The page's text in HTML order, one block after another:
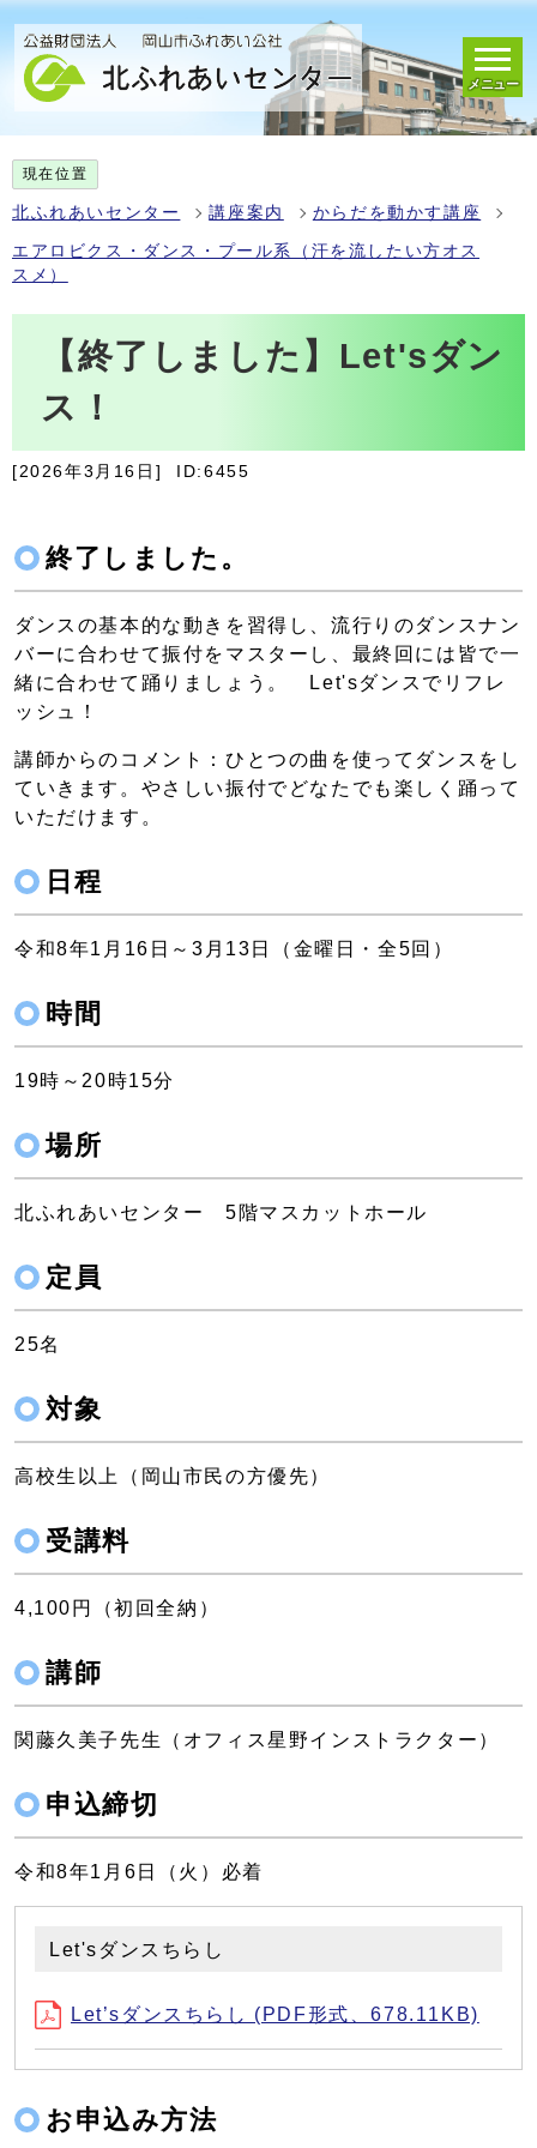
メニュー
現在位置
北ふれあいセンター 講座案内 からだを動かす講座
エアロビクス・ダンス・プール系（汗を流したい方オス
スメ）
【終了しました】Let'sダン
ス！
[2026年3月16日] ID:6455
終了しました。
ダンスの基本的な動きを習得し、流行りのダンスナン
バーに合わせて振付をマスターし、最終回には皆で一
緒に合わせて踊りましょう。 Let'sダンスでリフレ
ッシュ！
講師からのコメント：ひとつの曲を使ってダンスをし
ていきます。やさしい振付でどなたでも楽しく踊って
いただけます。
日程
令和8年1月16日～3月13日（金曜日・全5回）
時間
19時～20時15分
場所
北ふれあいセンター 5階マスカットホール
定員
25名
対象
高校生以上（岡山市民の方優先）
受講料
4,100円（初回全納）
講師
関藤久美子先生（オフィス星野インストラクター）
申込締切
令和8年1月6日（火）必着
Let'sダンスちらし
Let’sダンスちらし (PDF形式、678.11KB)
お申込み方法